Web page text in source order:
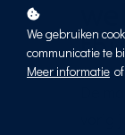
De
vorig
We gebruiken
communicatie te
Meer informatie of